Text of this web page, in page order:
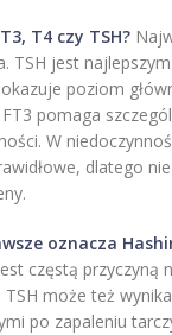
T4 czy TSH?
TSH jest
poziom
pomaga
W
dlatego
oznacza
częstą przyczyną
może też
po zapaleniu